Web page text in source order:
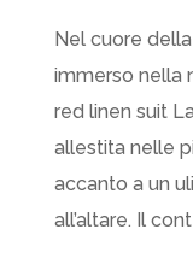
Nel cuore
immerso nella
red linen suit
allestita nelle
accanto a un
all’altare. Il